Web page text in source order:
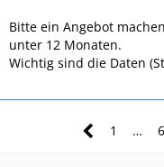
Bitte ein Angebot
unter 12 Monaten.
Wichtig sind die Daten
1 …